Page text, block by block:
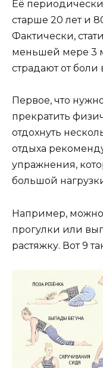
Её
старше 20 лет и
Фактически,
меньшей мере 3
страдают от боли
Первое, что
прекратить
отдохнуть
отдыха
упражнения,
большой
Например,
прогулки или
растяжку. Вот 9